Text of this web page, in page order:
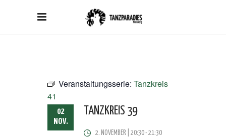
Veranstaltungsserie: Tanzkreis
41
02
NOV.
TANZKREIS 39
2. NOVEMBER | 20:30-21:30